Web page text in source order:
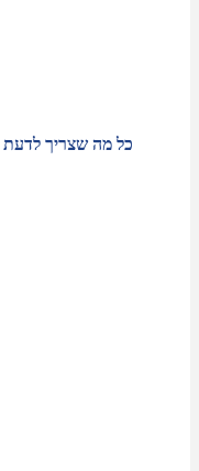
כל מה שצריך לדעת